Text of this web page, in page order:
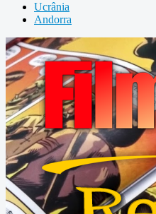
Ucrânia
Andorra